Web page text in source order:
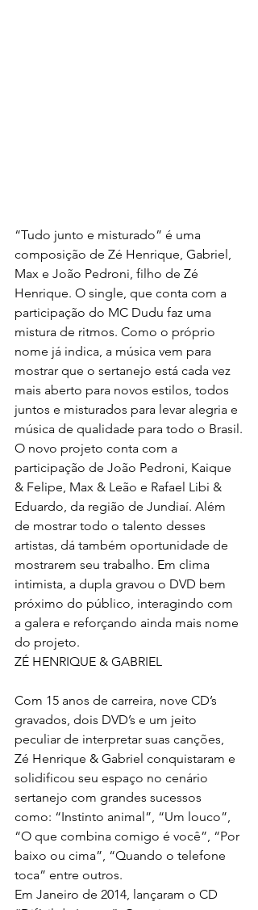
“Tudo junto e misturado” é uma
composição de Zé Henrique, Gabriel,
Max e João Pedroni, filho de Zé
Henrique. O single, que conta com a
participação do MC Dudu faz uma
mistura de ritmos. Como o próprio
nome já indica, a música vem para
mostrar que o sertanejo está cada vez
mais aberto para novos estilos, todos
juntos e misturados para levar alegria e
música de qualidade para todo o Brasil.
O novo projeto conta com a
participação de João Pedroni, Kaique
& Felipe, Max & Leão e Rafael Libi &
Eduardo, da região de Jundiaí. Além
de mostrar todo o talento desses
artistas, dá também oportunidade de
mostrarem seu trabalho. Em clima
intimista, a dupla gravou o DVD bem
próximo do público, interagindo com
a galera e reforçando ainda mais nome
do projeto.
ZÉ HENRIQUE & GABRIEL
Com 15 anos de carreira, nove CD’s
gravados, dois DVD’s e um jeito
peculiar de interpretar suas canções,
Zé Henrique & Gabriel conquistaram e
solidificou seu espaço no cenário
sertanejo com grandes sucessos
como: “Instinto animal”, “Um louco”,
“O que combina comigo é você”, “Por
baixo ou cima”, “Quando o telefone
toca” entre outros.
Em Janeiro de 2014, lançaram o CD